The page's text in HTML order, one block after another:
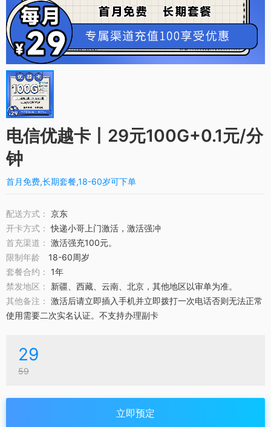
电信优越卡丨29元100G+0.1元/分
钟
首月免费,长期套餐,18-60岁可下单
配送方式： 京东
开卡方式： 快递小哥上门激活，激活强冲
首充渠道： 激活强充100元。
限制年龄
18-60周岁
套餐合约：
1年
禁发地区：
新疆、西藏、云南、北京，其他地区以审单为准。
其他备注： 激活后请立即插入手机并立即拨打一次电话否则无法正常
使用需要二次实名认证。不支持办理副卡
29
59
立即预定